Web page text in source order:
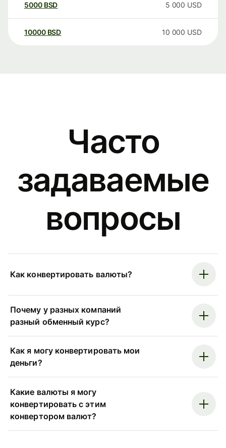
5000 BSD 5 000 USD
10000 BSD 10 000 USD
Часто
задаваемые
вопросы
Как конвертировать валюты?
Почему у разных компаний
разный обменный курс?
Как я могу конвертировать мои
деньги?
Какие валюты я могу
конвертировать с этим
конвертором валют?